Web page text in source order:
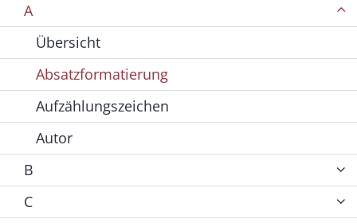
A
Übersicht
Absatzformatierung
Aufzählungszeichen
Autor
B
C